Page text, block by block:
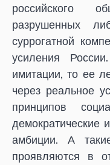
российского
разрушенных
суррогатной
усиления
имитации, то ее
через реальное
принципов
демократические
амбиции. А
проявляются в